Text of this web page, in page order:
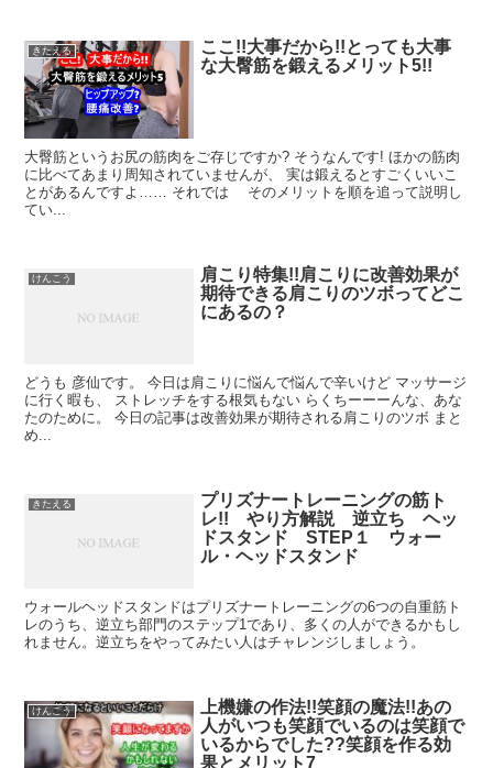
きたえる
ここ!!大事だから!!とっても大事
な大臀筋を鍛えるメリット5!!
大臀筋というお尻の筋肉をご存じですか? そうなんです! ほかの筋肉
に比べてあまり周知されていませんが、 実は鍛えるとすごくいいこ
とがあるんですよ…… それでは そのメリットを順を追って説明し
てい...
けんこう
肩こり特集!!肩こりに改善効果が
期待できる肩こりのツボってどこ
にあるの？
どうも 彦仙です。 今日は肩こりに悩んで悩んで辛いけど マッサージ
に行く暇も、 ストレッチをする根気もない らくちーーーんな、あな
たのために。 今日の記事は改善効果が期待される肩こりのツボ まと
め...
きたえる
プリズナートレーニングの筋ト
レ!! やり方解説 逆立ち ヘッ
ドスタンド STEP１ ウォー
ル・ヘッドスタンド
ウォールヘッドスタンドはプリズナートレーニングの6つの自重筋ト
レのうち、逆立ち部門のステップ1であり、多くの人ができるかもし
れません。逆立ちをやってみたい人はチャレンジしましょう。
けんこう
上機嫌の作法!!笑顔の魔法!!あの
人がいつも笑顔でいるのは笑顔で
いるからでした??笑顔を作る効
果とメリット7